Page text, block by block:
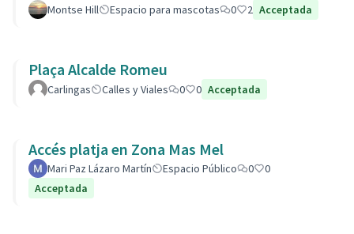
Montse Hill Espacio para mascotas 0 2 Acceptada
Plaça Alcalde Romeu
Carlingas Calles y Viales 0 0 Acceptada
Accés platja en Zona Mas Mel
Mari Paz Lázaro Martín Espacio Público 0
0
Acceptada